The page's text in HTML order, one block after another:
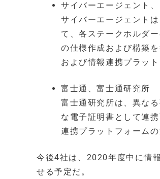
サイバーエージェント
サイバーエージェント
て、各ステークホルダ
の仕様作成および構築
および情報連携プラッ
富士通、富士通研究所
富士通研究所は、異な
な電子証明書として連
連携プラットフォーム
今後4社は、2020年度中に情
せる予定だ。